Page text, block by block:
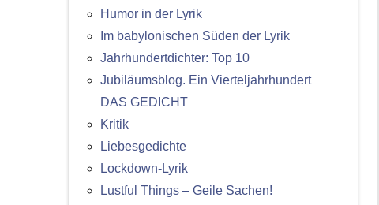
Humor in der Lyrik
Im babylonischen Süden der Lyrik
Jahrhundertdichter: Top 10
Jubiläumsblog. Ein Vierteljahrhundert
DAS GEDICHT
Kritik
Liebesgedichte
Lockdown-Lyrik
Lustful Things – Geile Sachen!